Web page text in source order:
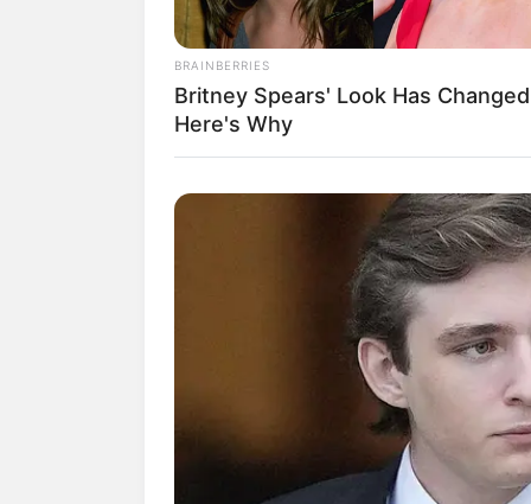
Auf einigen Seiten dieses
eine Unterstützung, ohne
BRAINBERRIES
Britney Spears' Look Has
Here's Why